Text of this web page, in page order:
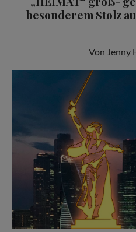
besonderem Stolz
Von Jenny